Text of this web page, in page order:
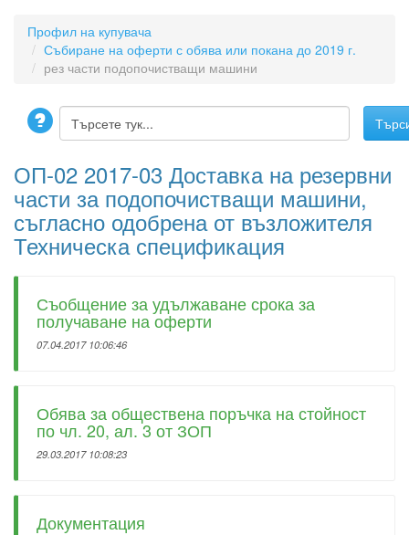
Профил на купувача
Събиране на оферти с обява или покана до 2019 г.
рез части подопочистващи машини
ОП-02 2017-03 Доставка на резервни
части за подопочистващи машини,
съгласно одобрена от възложителя
Техническа спецификация
Съобщение за удължаване срока за
получаване на оферти
07.04.2017 10:06:46
Обява за обществена поръчка на стойност
по чл. 20, ал. 3 от ЗОП
29.03.2017 10:08:23
Документация